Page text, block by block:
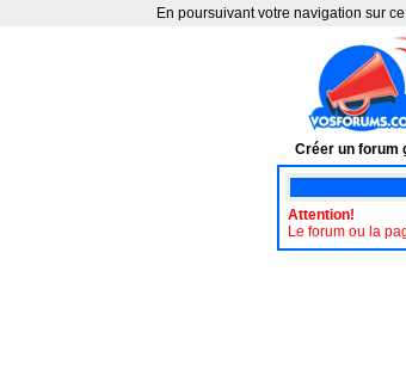
Créer un forum
Attention!
Le forum ou la
En poursuivant votre navigation sur